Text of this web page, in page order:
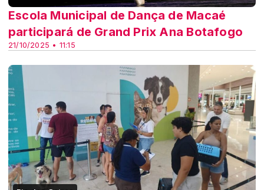
21/10/2025 • 11:15
Escola Municipal de Dança de Macaé
participará de Grand Prix Ana Botafogo